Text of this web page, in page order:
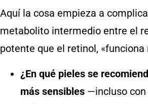
Aquí la cosa empieza a
metabolito intermedio entre el
potente que el retinol,
¿En qué pieles se
más sensibles —incluso con